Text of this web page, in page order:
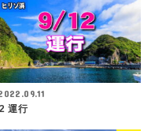
運行